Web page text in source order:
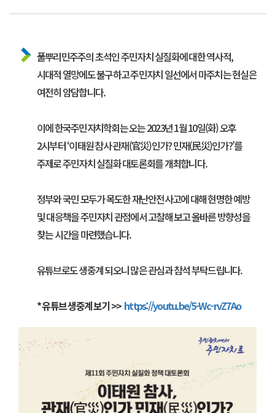
풀뿌리민주주의 초석인 주민자치 실질화에 대한 역사적,
시대적 열망에도 불구하고 주민자치 일선에서 마주치는 현실은
여전히 암담합니다.
이에 한국주민자치학회는 오는 2023년 1월 10일(화) 오후
2시부터 ‘이태원 참사 관재(官災)인가? 민재(民災)인가?’를
주제로 주민자치 실질화 대토론회를 개최합니다.
정부와 국민 모두가 목도한 재난안전사고에 대해 현명한 예방
및 대응책을 주민자치 관점에서 고찰해 보고 올바른 방향성을
찾는 시간을 마련했습니다.
유튜브로도 생중계 되오니 많은 관심과 참석 부탁드립니다.
* 유튜브 생중계 보기 >> https://youtu.be/5-Wc-rvZ7Ao